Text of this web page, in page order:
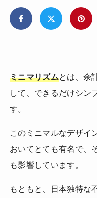
ミニマリズムとは、余
して、できるだけシン
す。
このミニマルなデザイ
おいてとても有名で、
も影響しています。
もともと、日本独特な